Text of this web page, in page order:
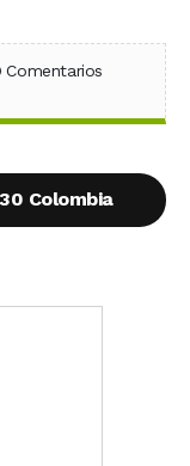
Facebook
en X (Twitter)
en WhatsApp
Comentarios
Colombia